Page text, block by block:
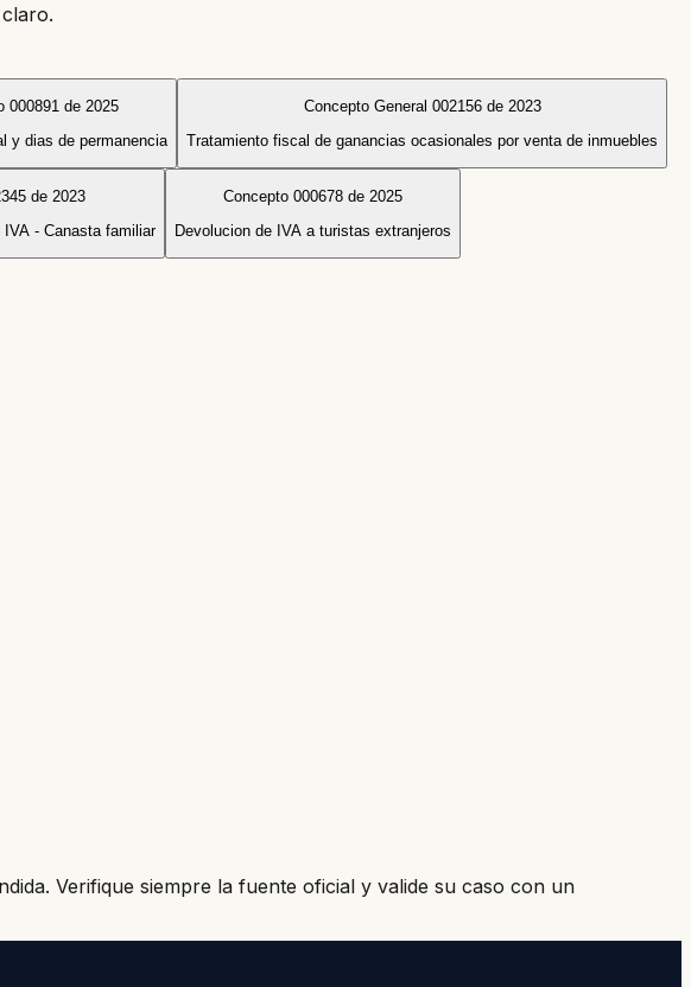
000891 de 2025
y dias de permanencia
Concepto General 002156 de 2023
Tratamiento fiscal de ganancias ocasionales por venta de inmuebles
de 2023
- Canasta familiar
Concepto 000678 de 2025
Devolucion de IVA a turistas extranjeros
Verifique siempre la fuente oficial y valide su caso con un